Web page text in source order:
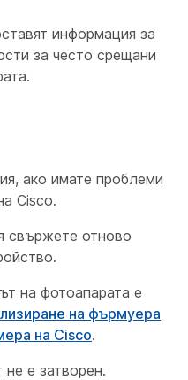
информация за
за често срещани
ако имате проблеми
Cisco.
свържете отново
на фотоапарата е
на фърмуера
на Cisco.
не е затворен.